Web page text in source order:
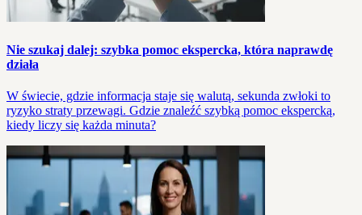
Nie szukaj dalej: szybka pomoc ekspercka, która naprawdę
działa
W świecie, gdzie informacja staje się walutą, sekunda zwłoki to
ryzyko straty przewagi. Gdzie znaleźć szybką pomoc ekspercką,
kiedy liczy się każda minuta?